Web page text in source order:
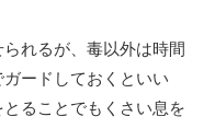
られるが、毒以外は時間
ードしておくといい
ることでもくさい息を